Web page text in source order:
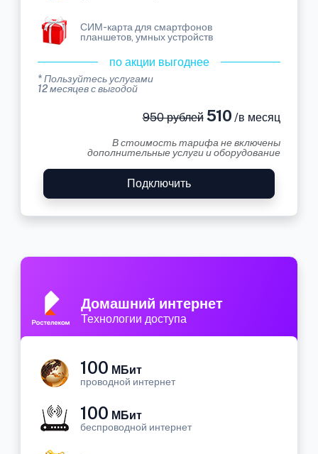
СИМ-карта для смартфонов
планшетов, умных устройств
по акции выгоднее
* Пользуйтесь услугами
12 месяцев с выгодой
950 рублей510 /в месяц
В стоимость тарифа не включены
дополнительные услуги и оборудование
Подключить
Домашний интернет
Технологии доступа
100 МБит
проводной интернет
100 МБит
беспроводной интернет